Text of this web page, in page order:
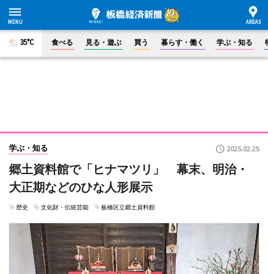
35°C 食べる 見る・遊ぶ 買う 暮らす・働く 学ぶ・知る
学ぶ・知る 2025.02.25
郷土資料館で「ヒナマツリ」 幕末、明治・
大正期などのひな人形展示
歴史 文化財・伝統芸能 板橋区立郷土資料館